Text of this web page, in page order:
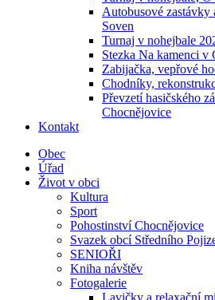
Autobusové zastávky
Soven
Turnaj v nohejbale
Stezka Na kamenci v
Zabijačka, vepřové
Chodníky,
Převzetí hasičského
Chocnějovice
Kontakt
Obec
Úřad
Život v obci
Kultura
Sport
Pohostinství Chocnějovice
Svazek obcí Středního
SENIOŘI
Kniha návštěv
Fotogalerie
Lavičky a relaxační